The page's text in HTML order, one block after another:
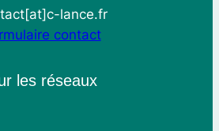
lance.fr
contact
les réseaux